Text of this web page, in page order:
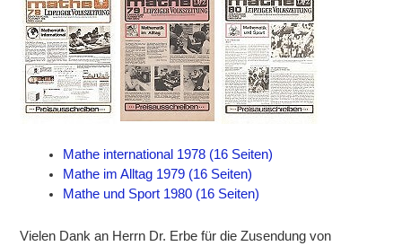
Mathe international 1978 (16 Seiten)
Mathe im Alltag 1979 (16 Seiten)
Mathe und Sport 1980 (16 Seiten)
Vielen Dank an Herrn Dr. Erbe für die Zusendung von